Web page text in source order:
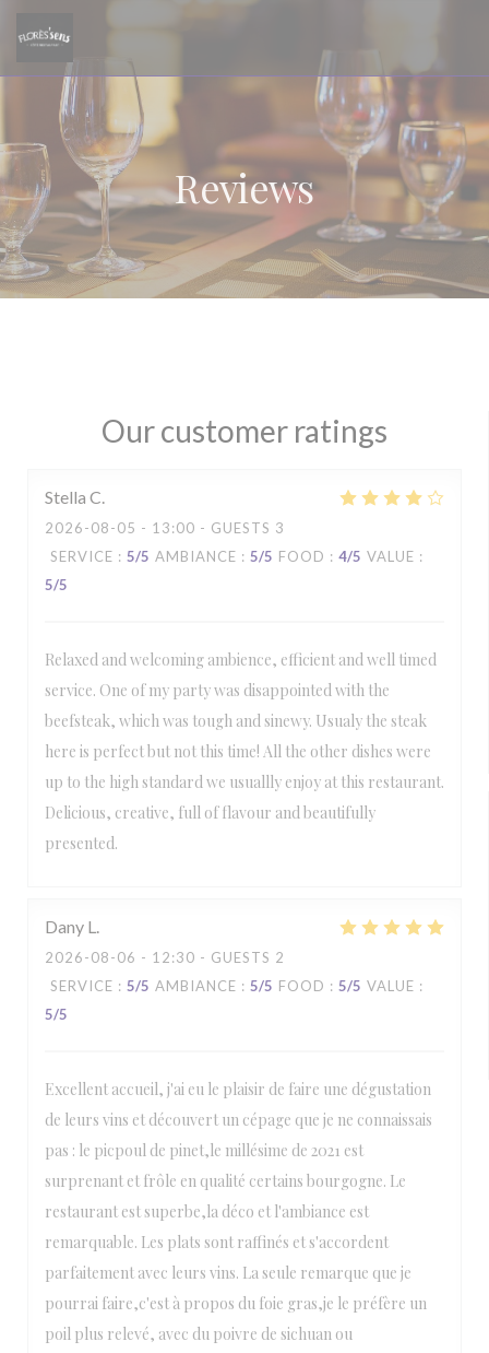
Reviews
Our customer ratings
Stella C
2026-08-05 - 13:00 - GUESTS 3
SERVICE : 5/5 AMBIANCE : 5/5 FOOD : 4/5 VALUE :
5/5
Relaxed and welcoming ambience, efficient and well timed
service. One of my party was disappointed with the
beefsteak, which was tough and sinewy. Usualy the steak
here is perfect but not this time! All the other dishes were
up to the high standard we usuallly enjoy at this restaurant.
Delicious, creative, full of flavour and beautifully
presented.
Dany L
2026-08-06 - 12:30 - GUESTS 2
SERVICE : 5/5 AMBIANCE : 5/5 FOOD : 5/5 VALUE :
5/5
Excellent accueil, j'ai eu le plaisir de faire une dégustation
de leurs vins et découvert un cépage que je ne connaissais
pas : le picpoul de pinet,le millésime de 2021 est
surprenant et frôle en qualité certains bourgogne. Le
restaurant est superbe,la déco et l'ambiance est
remarquable. Les plats sont raffinés et s'accordent
parfaitement avec leurs vins. La seule remarque que je
pourrai faire,c'est à propos du foie gras,je le préfère un
poil plus relevé, avec du poivre de sichuan ou